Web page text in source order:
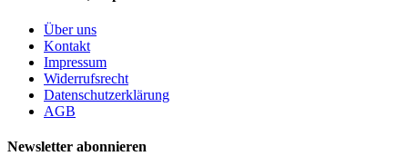
Über uns
Kontakt
Impressum
Widerrufsrecht
Datenschutzerklärung
AGB
Newsletter abonnieren